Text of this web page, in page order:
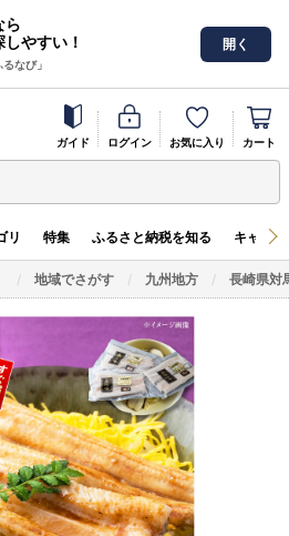
ら
やすい！
なび」
開く
ガイド ログイン お気に入り カート
リ 特集 ふるさと納税を知る キャン
地域でさがす 九州地方 長崎県対